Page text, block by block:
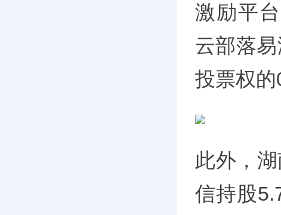
激励平
云部落
投票权的
此外，
信持股